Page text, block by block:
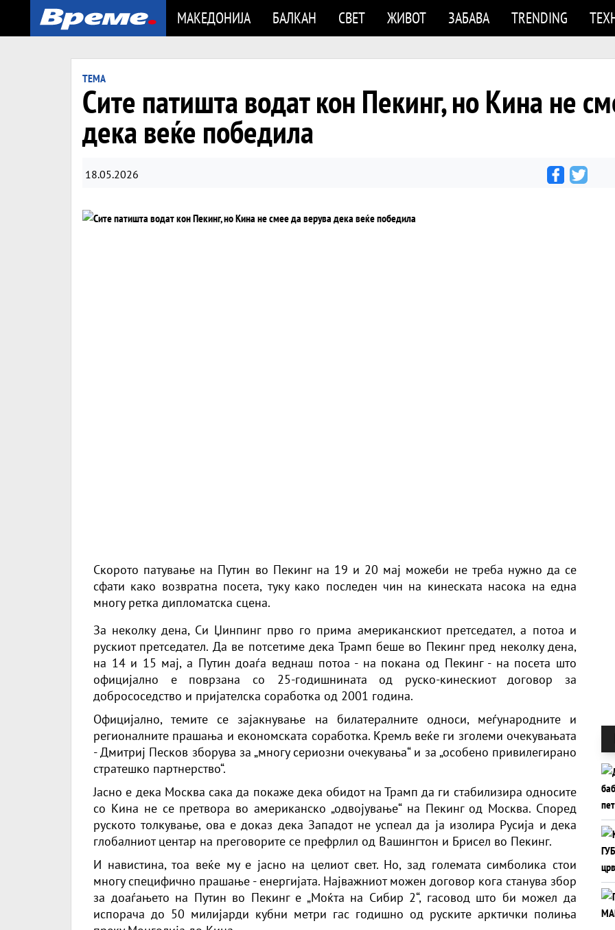
МАКЕДОНИЈА БАЛКАН СВЕТ ЖИВОТ ЗАБАВА TRENDING
ТЕМА
Сите патишта водат кон Пекинг, но Кина не
дека веќе победила
18.05.2026
Скорото патување на Путин во Пекинг на 19 и 20 мај можеби не треба нужно да се
сфати како возвратна посета, туку како последен чин на кинеската насока на една
многу ретка дипломатска сцена.
За неколку дена, Си Џинпинг прво го прима американскиот претседател, а потоа и
рускиот претседател. Да ве потсетиме дека Трамп беше во Пекинг пред неколку дена,
на 14 и 15 мај, а Путин доаѓа веднаш потоа - на покана од Пекинг - на посета што
официјално е поврзана со 25-годишнината од руско-кинескиот договор за
добрососедство и пријателска соработка од 2001 година.
Официјално, темите се зајакнување на билатералните односи, меѓународните и
регионалните прашања и економската соработка. Кремљ веќе ги зголеми очекувањата
- Дмитриј Песков зборува за „многу сериозни очекувања“ и за „особено привилегирано
стратешко партнерство“.
Јасно е дека Москва сака да покаже дека обидот на Трамп да ги стабилизира односите
со Кина не се претвора во американско „одвојување“ на Пекинг од Москва. Според
руското толкување, ова е доказ дека Западот не успеал да ја изолира Русија и дека
глобалниот центар на преговорите се префрлил од Вашингтон и Брисел во Пекинг.
И навистина, тоа веќе му е јасно на целиот свет. Но, зад големата симболика стои
многу специфично прашање - енергијата. Најважниот можен договор кога станува збор
за доаѓањето на Путин во Пекинг е „Моќта на Сибир 2“, гасовод што би можел да
испорача до 50 милијарди кубни метри гас годишно од руските арктички полиња